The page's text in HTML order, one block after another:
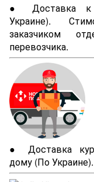
● Доставка к
Украине).
заказчиком
перевозчика.
● Доставка
дому (По Украине).